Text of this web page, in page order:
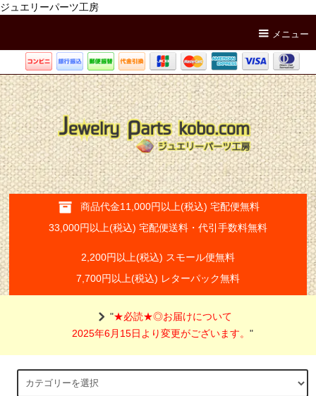
ジュエリーパーツ工房
メニュー
商品代金11,000円以上(税込) 宅配便無料
33,000円以上(税込) 宅配便送料・代引手数料無料
2,200円以上(税込) スモール便無料
7,700円以上(税込) レターパック無料
"★必読★◎お届けについて
2025年6月15日より変更がございます。"